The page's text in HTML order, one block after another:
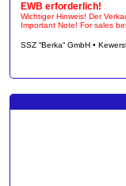
EWB erforderlich!
Wichtiger Hinweis! Der
Important Note! For sales
SSZ “Berka“ GmbH •